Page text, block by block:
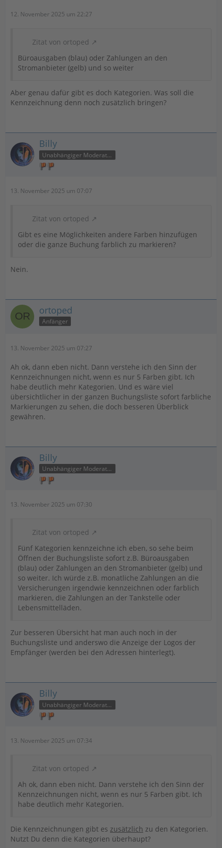
12. November 2025 um 22:27
Zitat von ortoped
Büroausgaben (blau) oder Zahlungen an den
Stromanbieter (gelb) und so weiter
Aber genau dafür gibt es doch Kategorien. Was soll die
Kennzeichnung denn noch zusätzlich bringen?
Billy
Unabhängiger Moderator
13. November 2025 um 07:07
Zitat von ortoped
Gibt es eine Möglichkeiten andere Farben hinzufügen
oder die ganze Buchung farblich zu markieren?
Nein.
ortoped
Anfänger
13. November 2025 um 07:27
Ah ok, dann eben nicht. Dann verstehe ich den Sinn der
Kennzeichnungen nicht, wenn es nur 5 Farben gibt. Ich
habe deutlich mehr Kategorien. Und es wäre viel
übersichtlicher in der ganzen Buchungsliste sofort farbliche
Markierungen zu sehen, die doch besseren Überblick
gewähren.
Billy
Unabhängiger Moderator
13. November 2025 um 07:30
Zitat von ortoped
Fünf Kategorien kennzeichne ich eben, so sehe beim
Öffnen der Buchungsliste sofort z.B. Büroausgaben
(blau) oder Zahlungen an den Stromanbieter (gelb) und
so weiter. Ich würde z.B. monatliche Zahlungen an die
Versicherungen irgendwie kennzeichnen oder farblich
markieren, die Zahlungen an der Tankstelle oder
Lebensmittelläden.
Zur besseren Übersicht hat man auch noch in der
Buchungsliste und anderswo die Anzeige der Logos der
Empfänger (werden bei den Adressen hinterlegt).
Billy
Unabhängiger Moderator
13. November 2025 um 07:34
Zitat von ortoped
Ah ok, dann eben nicht. Dann verstehe ich den Sinn der
Kennzeichnungen nicht, wenn es nur 5 Farben gibt. Ich
habe deutlich mehr Kategorien.
Die Kennzeichnungen gibt es zusätzlich zu den Kategorien.
Nutzt Du denn die Kategorien überhaupt?